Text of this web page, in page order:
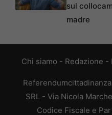
sul
madre
Chi siamo - Redazione -
SRL - Via Nicola
Codice Fiscale e